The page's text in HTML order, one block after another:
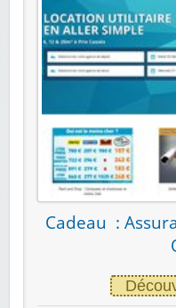
Cadeau :